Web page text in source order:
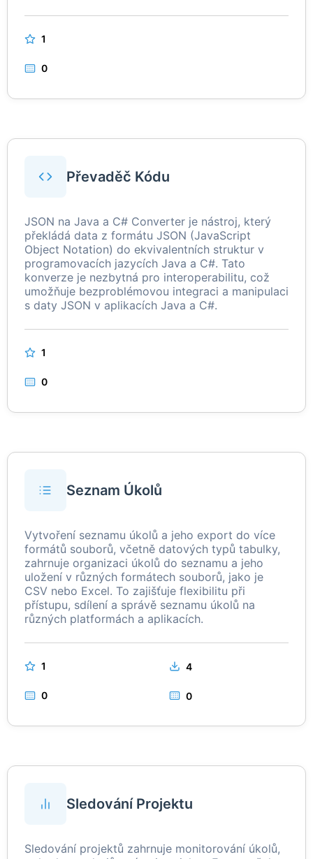
1
0
Převaděč Kódu
JSON na Java a C# Converter je nástroj, který
překládá data z formátu JSON (JavaScript
Object Notation) do ekvivalentních struktur v
programovacích jazycích Java a C#. Tato
konverze je nezbytná pro interoperabilitu, což
umožňuje bezproblémovou integraci a manipulaci
s daty JSON v aplikacích Java a C#.
1
0
Seznam Úkolů
Vytvoření seznamu úkolů a jeho export do více
formátů souborů, včetně datových typů tabulky,
zahrnuje organizaci úkolů do seznamu a jeho
uložení v různých formátech souborů, jako je
CSV nebo Excel. To zajišťuje flexibilitu při
přístupu, sdílení a správě seznamu úkolů na
různých platformách a aplikacích.
1
0
4
0
Sledování Projektu
Sledování projektů zahrnuje monitorování úkolů,